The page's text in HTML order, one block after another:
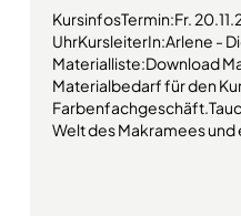
KursinfosTermin:Fr.
UhrKursleiterIn:Arlene -
Materialliste:Download
Materialbedarf für den
Welt des Makramees